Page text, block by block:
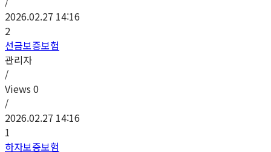
2026.02.27 14:16
2
선금보증보험
관리자
/
Views 0
/
2026.02.27 14:16
1
하자보증보험